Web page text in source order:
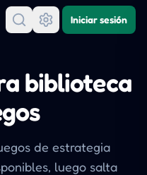
Iniciar sesión
biblioteca
de estrategia
luego salta